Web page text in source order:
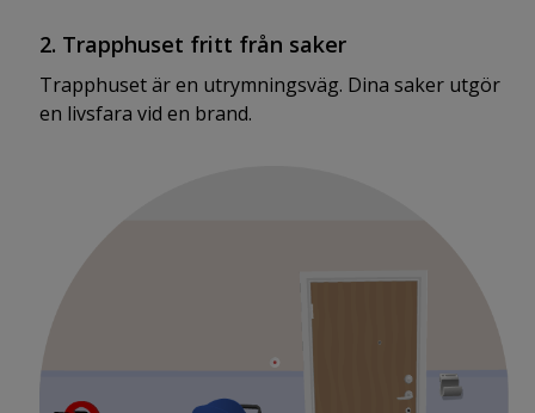
2. Trapphuset fritt från saker
Trapphuset är en utrymningsväg. Dina saker utgör
en livsfara vid en brand.